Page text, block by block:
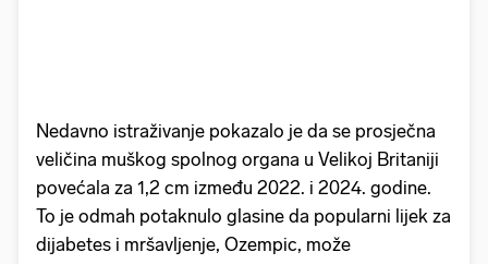
Nedavno istraživanje pokazalo je da se prosječna
veličina muškog spolnog organa u Velikoj Britaniji
povećala za 1,2 cm između 2022. i 2024. godine.
To je odmah potaknulo glasine da popularni lijek za
dijabetes i mršavljenje, Ozempic, može